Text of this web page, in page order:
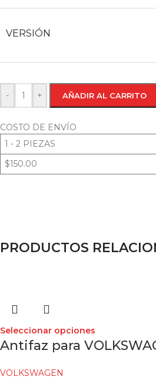
VERSIÓN
- + AÑADIR AL CARRITO
COSTO DE ENVÍO
1 - 2 PIEZAS
$150.00
PRODUCTOS
Seleccionar opciones
Antifaz para
VOLKSWAGEN